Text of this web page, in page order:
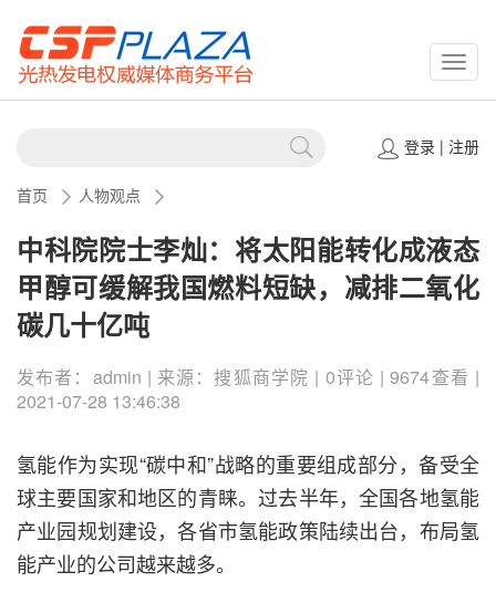
登录| 注册
首页 人物观点
中科院院士李灿：将太阳能转化成液态
甲醇可缓解我国燃料短缺，减排二氧化
碳几十亿吨
发布者：admin | 来源：搜狐商学院 | 0评论 | 9674查看 |
2021-07-28 13:46:38
氢能作为实现“碳中和”战略的重要组成部分，备受全
球主要国家和地区的青睐。过去半年，全国各地氢能
产业园规划建设，各省市氢能政策陆续出台，布局氢
能产业的公司越来越多。